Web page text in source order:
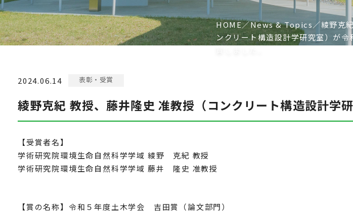
HOME News & Topics
綾野克
ンクリート構造設計学研究室）が
2024.06.14 表彰・受賞
綾野克紀 教授、藤井隆史 准教授（コンクリート構造設計学
【受賞者名】
学術研究院環境生命自然科学学域 綾野 克紀 教授
学術研究院環境生命自然科学学域 藤井 隆史 准教授
【賞の名称】令和５年度土木学会 吉田賞（論文部門）